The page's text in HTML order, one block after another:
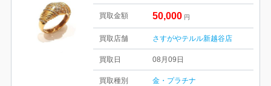
買取金額 50,000 円
買取店舗 さすがやテルル新越谷店
買取日 08月09日
買取種別 金・プラチナ